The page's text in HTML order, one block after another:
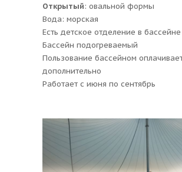
Открытый: овальной формы
Вода: морская
Есть детское отделение в
Бассейн подогреваемый
Пользование бассейном
дополнительно
Работает с июня по сентябрь